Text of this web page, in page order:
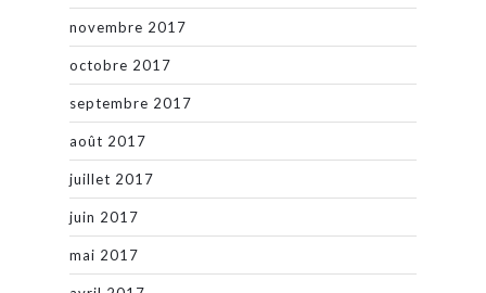
novembre 2017
octobre 2017
septembre 2017
août 2017
juillet 2017
juin 2017
mai 2017